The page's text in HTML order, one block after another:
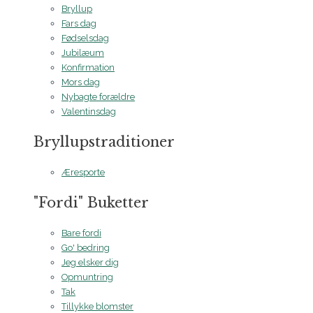
Bryllup
Fars dag
Fødselsdag
Jubilæum
Konfirmation
Mors dag
Nybagte forældre
Valentinsdag
Bryllupstraditioner
Æresporte
"Fordi" Buketter
Bare fordi
Go' bedring
Jeg elsker dig
Opmuntring
Tak
Tillykke blomster